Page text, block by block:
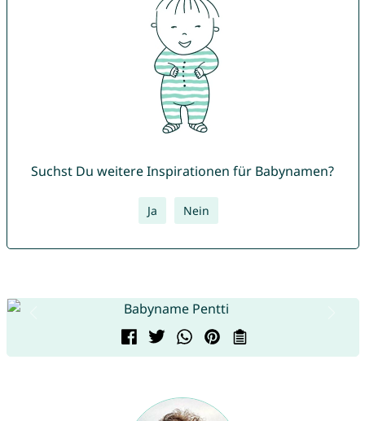
Suchst Du weitere Inspirationen für Babynamen?
Ja Nein